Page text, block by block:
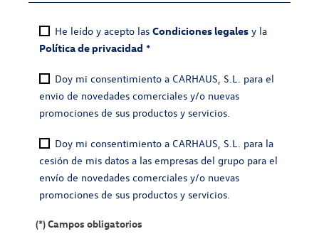
He leído y acepto las Condiciones legales y la
Política de privacidad *
Doy mi consentimiento a CARHAUS, S.L. para el
envio de novedades comerciales y/o nuevas
promociones de sus productos y servicios.
Doy mi consentimiento a CARHAUS, S.L. para la
cesión de mis datos a las empresas del grupo para el
envío de novedades comerciales y/o nuevas
promociones de sus productos y servicios.
(*) Campos obligatorios